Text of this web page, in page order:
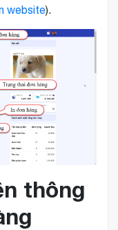
website).
thông